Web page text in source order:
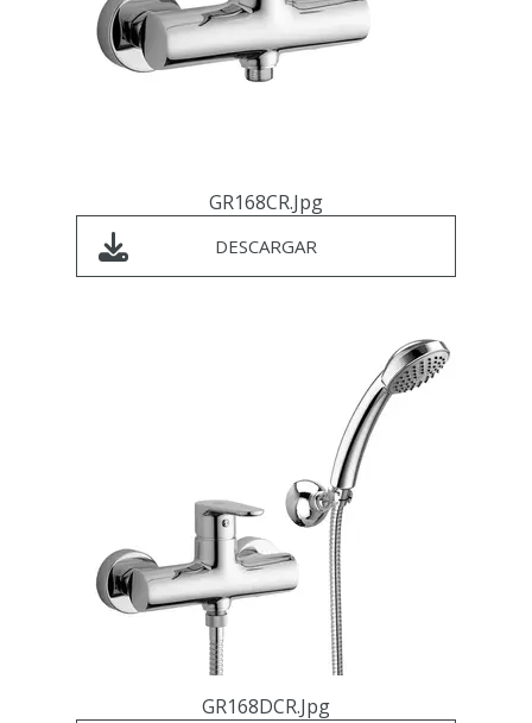
GR168CR.jpg
DESCARGAR
GR168DCR.jpg